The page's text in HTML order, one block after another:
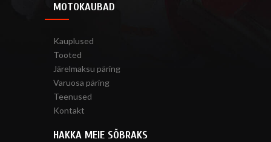
MOTOKAUBAD
Kauplused
Tooted
Järelmaksu päring
Varuosa päring
Teenused
Kontakt
HAKKA MEIE SÕBRAKS